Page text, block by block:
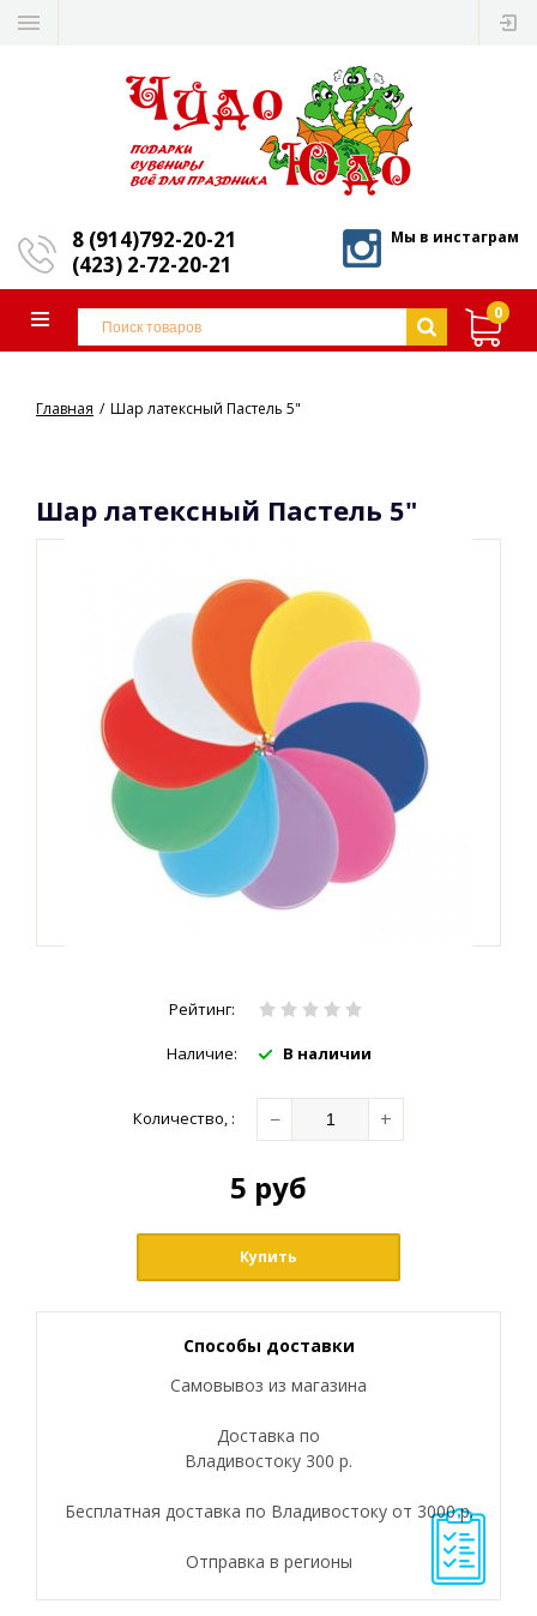
8 (914)792-20-21
(423) 2-72-20-21
Мы в инстаграм
0
Главная Шар латексный Пастель 5"
Шар латексный Пастель 5"
Рейтинг:
Наличие: В наличии
Количество, : − +
5 руб
Купить
Способы доставки
Самовывоз из магазина
Доставка по
Владивостоку 300 р.
Бесплатная доставка по Владивостоку от 3000 р.
Отправка в регионы